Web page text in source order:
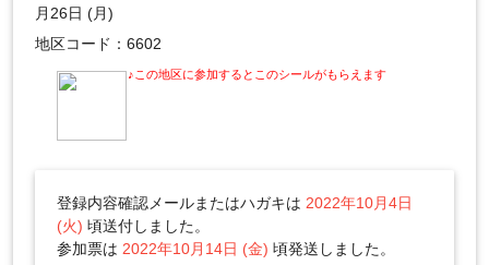
月26日 (月)
地区コード：6602
♪この地区に参加するとこのシールがもらえます
登録内容確認メールまたはハガキは 2022年10月4日
(火) 頃送付しました。
参加票は 2022年10月14日 (金) 頃発送しました。